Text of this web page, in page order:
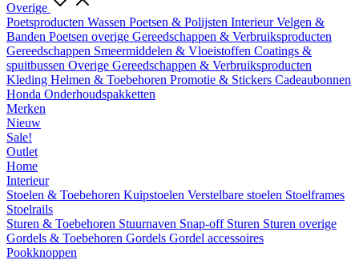
Overige
Poetsproducten Wassen Poetsen & Polijsten InterieurVelgen &
Banden Poetsen overige Gereedschappen & Verbruiksproducten
Gereedschappen Smeermiddelen & Vloeistoffen Coatings &
spuitbussen Overige Gereedschappen & Verbruiksproducten
Kleding Helmen & Toebehoren Promotie & Stickers Cadeaubonnen
Honda Onderhoudspakketten
Merken
Nieuw
Sale!
Outlet
Home
Interieur
Stoelen & Toebehoren Kuipstoelen Verstelbare stoelen Stoelframes
Stoelrails
Sturen & Toebehoren Stuurnaven Snap-off Sturen Sturen overige
Gordels & Toebehoren Gordels Gordel accessoires
Pookknoppen